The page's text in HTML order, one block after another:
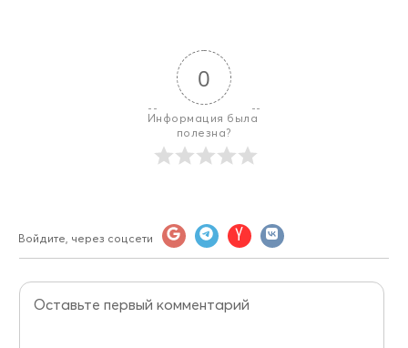
0
Информация была
полезна?
Войдите, через соцсети